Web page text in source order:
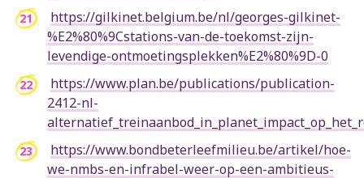
https://gilkinet.belgium.be/nl/georges-gilkinet-
%E2%80%9Cstations-van-de-toekomst-zijn-
levendige-ontmoetingsplekken%E2%80%9D-0
https://www.plan.be/publications/publication-
2412-nl-
https://www.bondbeterleefmilieu.be/artikel/hoe-
we-nmbs-en-infrabel-weer-op-een-ambitieus-